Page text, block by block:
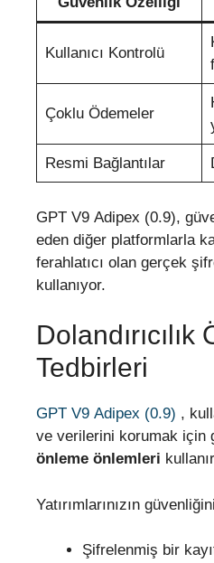
Kullanıcı Kontrolü
Çoklu Ödemeler
Resmi Bağlantılar
GPT V9 Adipex (0.9),
eden diğer platformlarla
ferahlatıcı olan gerçek
kullanıyor.
Dolandırıcılık
Tedbirleri
GPT V9 Adipex (0.9) ,
ve verilerini korumak için
önleme önlemleri
Yatırımlarınızın
Şifrelenmiş bir